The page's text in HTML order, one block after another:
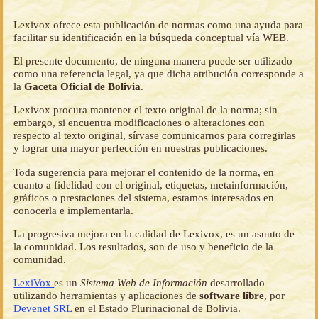
Lexivox ofrece esta publicación de normas como una ayuda para
facilitar su identificación en la búsqueda conceptual vía WEB.
El presente documento, de ninguna manera puede ser utilizado
como una referencia legal, ya que dicha atribución corresponde a
laGaceta Oficial de Bolivia.
Lexivox procura mantener el texto original de la norma; sin
embargo, si encuentra modificaciones o alteraciones con
respecto al texto original, sírvase comunicarnos para corregirlas
y lograr una mayor perfección en nuestras publicaciones.
Toda sugerencia para mejorar el contenido de la norma, en
cuanto a fidelidad con el original, etiquetas, metainformación,
gráficos o prestaciones del sistema, estamos interesados en
conocerla e implementarla.
La progresiva mejora en la calidad de Lexivox, es un asunto de
la comunidad. Los resultados, son de uso y beneficio de la
comunidad.
LexiVoxes unSistema Web de Información desarrollado
utilizando herramientas y aplicaciones desoftware libre, por
Devenet SRLen el Estado Plurinacional de Bolivia.